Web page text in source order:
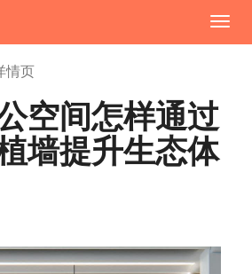
切
换
情页
空间怎样通过
墙提升生态体